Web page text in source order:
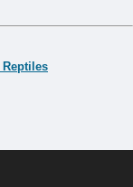
Reptiles